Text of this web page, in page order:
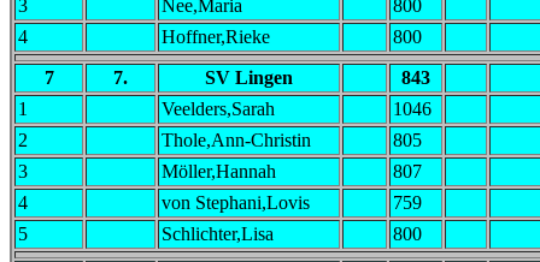
3
Nee,Maria
800
4
Hoffner,Rieke
800
7
7. SV Lingen
843
1
Veelders,Sarah
1046
2
Thole,Ann-Christin
805
3
Möller,Hannah
807
4
von Stephani,Lovis
759
5
Schlichter,Lisa
800